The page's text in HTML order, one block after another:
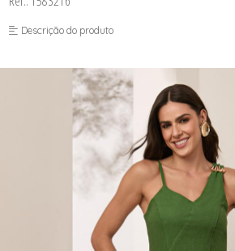
FUSEA-AGOSTO I-
LONGO-AGOSTO I-
MACAC-AGOSTO I-
SAIA-AGOSTO I-
SHORT-AGOSTO I-
TOP-AGOSTO I-
VESTI-AGOSTO I-
Descrição do produto